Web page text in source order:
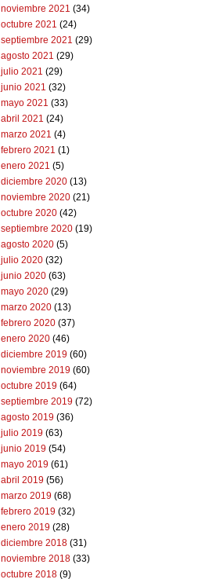
noviembre 2021 (34)
octubre 2021 (24)
septiembre 2021 (29)
agosto 2021 (29)
julio 2021 (29)
junio 2021 (32)
mayo 2021 (33)
abril 2021 (24)
marzo 2021 (4)
febrero 2021 (1)
enero 2021 (5)
diciembre 2020 (13)
noviembre 2020 (21)
octubre 2020 (42)
septiembre 2020 (19)
agosto 2020 (5)
julio 2020 (32)
junio 2020 (63)
mayo 2020 (29)
marzo 2020 (13)
febrero 2020 (37)
enero 2020 (46)
diciembre 2019 (60)
noviembre 2019 (60)
octubre 2019 (64)
septiembre 2019 (72)
agosto 2019 (36)
julio 2019 (63)
junio 2019 (54)
mayo 2019 (61)
abril 2019 (56)
marzo 2019 (68)
febrero 2019 (32)
enero 2019 (28)
diciembre 2018 (31)
noviembre 2018 (33)
octubre 2018 (9)